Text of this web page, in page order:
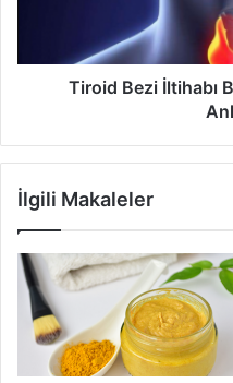
Sıra göz bölgesine
kısmına koyun ve
doğru hareket ettirin.
masajını
evde yüz
Tiroid Bezi İltihabı
İlgili Makaleler